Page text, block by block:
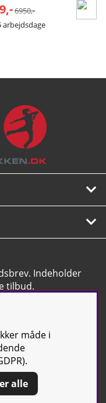
Normalpris:
6950,-
arbejdsdage
Indeholder
tilbud.
| All rights reserved |
7058 | Tel: +46 500-
måde i
alle